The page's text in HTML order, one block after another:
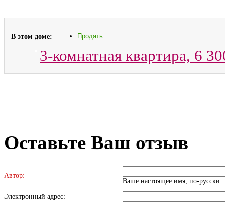
В этом доме: Продать
3-комнатная квартира, 6
Оставьте Ваш отзыв
Автор:
Ваше настоящее имя, по-русски.
Электронный адрес: